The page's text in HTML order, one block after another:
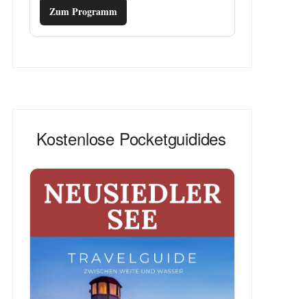
Zum Programm
Kostenlose Pocketguidides